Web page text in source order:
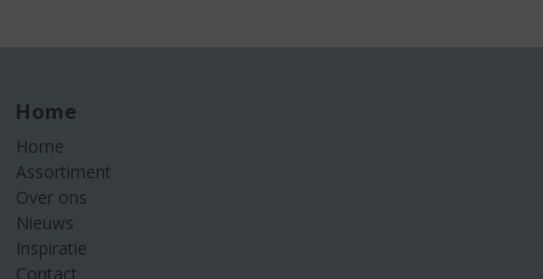
Home
Home
Assortiment
Over ons
Nieuws
Inspiratie
Contact